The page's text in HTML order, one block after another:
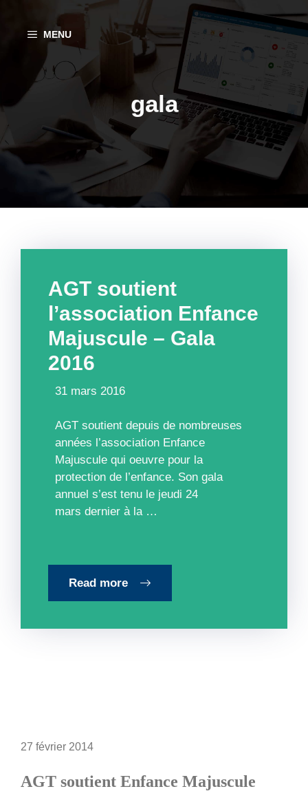
contenu
MENU
gala
AGT soutient
l’association Enfance
Majuscule – Gala
2016
31 mars 2016
AGT soutient depuis de nombreuses
années l’association Enfance
Majuscule qui oeuvre pour la
protection de l’enfance. Son gala
annuel s’est tenu le jeudi 24
mars dernier à la …
Read more
27 février 2014
AGT soutient Enfance Majuscule